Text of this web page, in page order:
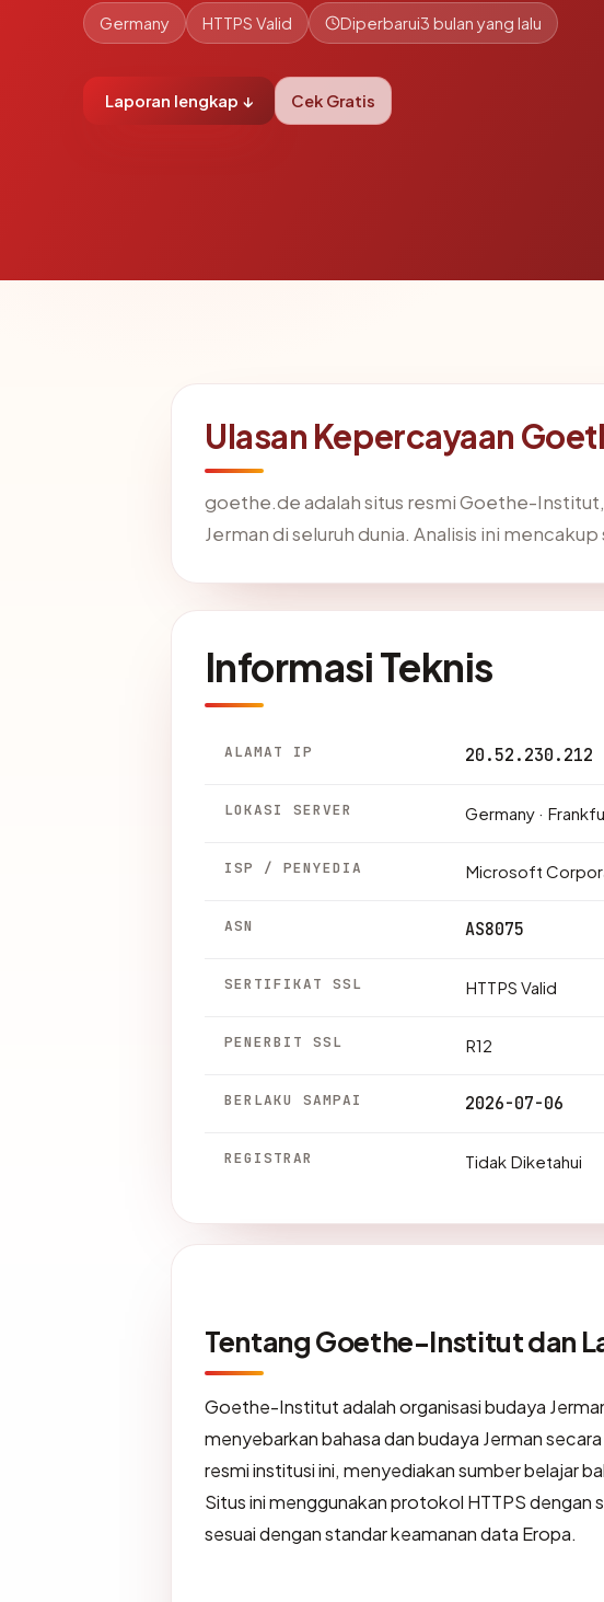
Germany HTTPS Valid Diperbarui3 bulan yang lalu
Laporan lengkap ↓ Cek Gratis
Ulasan Kepercayaan
goethe.de adalah situs resmi Goethe-
Jerman di seluruh dunia. Analisis ini
Informasi Teknis
ALAMAT IP 20.52.230.212
LOKASI SERVER Germany ·
ISP / PENYEDIA Microsoft
ASN AS8075
SERTIFIKAT SSL HTTPS Valid
PENERBIT SSL R12
BERLAKU SAMPAI 2026-07-06
REGISTRAR Tidak Diketahui
Tentang Goethe-Institut dan
Goethe-Institut adalah organisasi budaya
menyebarkan bahasa dan budaya Jerman
resmi institusi ini, menyediakan sumber belajar
Situs ini menggunakan protokol HTTPS dengan
sesuai dengan standar keamanan data Eropa.